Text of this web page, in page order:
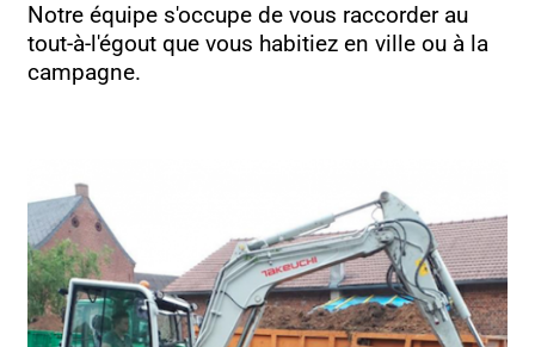
Notre équipe s'occupe de vous raccorder au
tout-à-l'égout que vous habitiez en ville ou à la
campagne.